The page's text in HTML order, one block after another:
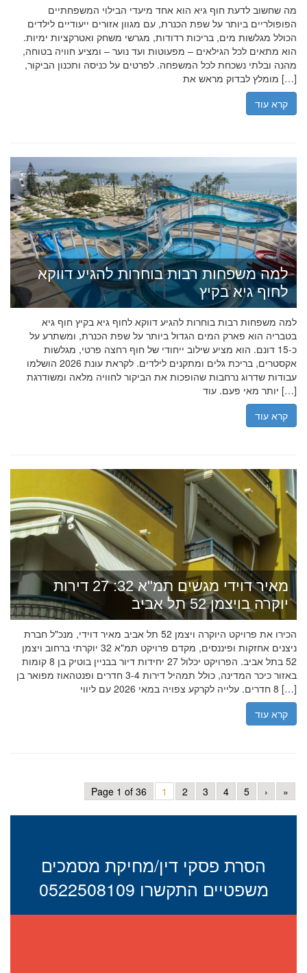
מה שחשוב לדעת חוף גיא הוא אחד מיעדי הבילוי המשפחתיים
הפופולריים ביותר על שפת הכנרת, עם מגוון אזורים ייעודיים לילדים
הכולל מגלשות מים, בריכות רדודות, מגרשי משחק ואטרקציות ימיות.
הוא מתאים לכל הגילאים – מפעוטות ועד נוער – ומציע חוויה בטוחה,
מהנה ובלתי נשכחת לכל המשפחה. לפרטים על כניסה ותכנון הביקור,
מומלץ לבדוק מראש את […]
קרא עוד
למה משפחות רבות בוחרות להגיע דווקא
לחוף גיא בקיץ
למה משפחות רבות בוחרות להגיע דווקא לחוף גיא בקיץ חוף גיא
בטבריה הוא פארק המים הגדול ביותר על שפת הכנרת, ומשתרע על
כ-15 דונם. הוא מציע שילוב ייחודי של חוף רחצה פרטי, מגלשות
אקסטרים, בריכת גלים ומתקנים לילדים. לקראת עונת 2026 הושלמו
עבודות שדרוג נרחבות שהופכות את הביקור לחוויה מלאה ומשודרגת
יותר מאי פעם. עוד […]
קרא עוד
מאיר דוידי מגשים תמ"א 32: 27 דירות
יוקרה בויצמן 52 תל אביב
הכירו את פרויקט היוקרה ויצמן 52 תל אביב מאיר דוידי, מנכ"ל חברת
ניצנים אחזקות ופיננסים, מקדם פרויקט תמ"א 32 יוקרתי ברחוב ויצמן
52 בתל אביב. הפרויקט יכלול 27 יחידות דיור בבניין בוטיק בן 8 קומות
באזור כיכר המדינה, כולל תמהיל דירות 3-4 חדרים ופנטהאוז מפואר בן
8 חדרים. עלייה לקרקע צפויה במאי 2026 עם ליווי […]
קרא עוד
Page 1 of 36 1 2 3 4 5 › »
הסרת פסקי דין/מחיקת מסמכים
משפטיים התקשרו 0522508109